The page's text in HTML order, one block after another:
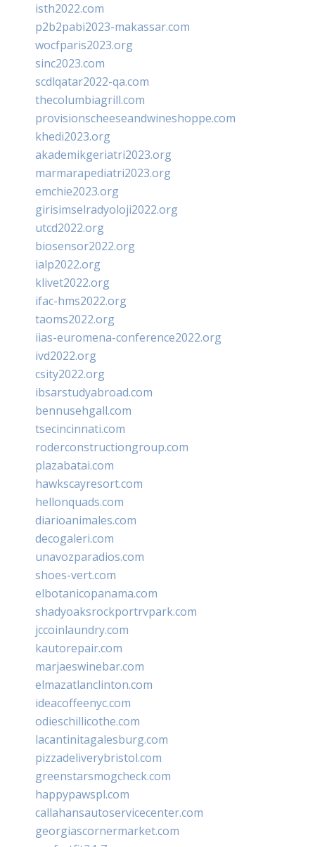
isth2022.com
p2b2pabi2023-makassar.com
wocfparis2023.org
sinc2023.com
scdlqatar2022-qa.com
thecolumbiagrill.com
provisionscheeseandwineshoppe.com
khedi2023.org
akademikgeriatri2023.org
marmarapediatri2023.org
emchie2023.org
girisimselradyoloji2022.org
utcd2022.org
biosensor2022.org
ialp2022.org
klivet2022.org
ifac-hms2022.org
taoms2022.org
iias-euromena-conference2022.org
ivd2022.org
csity2022.org
ibsarstudyabroad.com
bennusehgall.com
tsecincinnati.com
roderconstructiongroup.com
plazabatai.com
hawkscayresort.com
hellonquads.com
diarioanimales.com
decogaleri.com
unavozparadios.com
shoes-vert.com
elbotanicopanama.com
shadyoaksrockportrvpark.com
jccoinlaundry.com
kautorepair.com
marjaeswinebar.com
elmazatlanclinton.com
ideacoffeenyc.com
odieschillicothe.com
lacantinitagalesburg.com
pizzadeliverybristol.com
greenstarsmogcheck.com
happypawspl.com
callahansautoservicecenter.com
georgiascornermarket.com